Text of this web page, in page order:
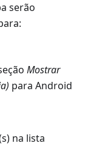
serão
Mostrar
para Android
na lista